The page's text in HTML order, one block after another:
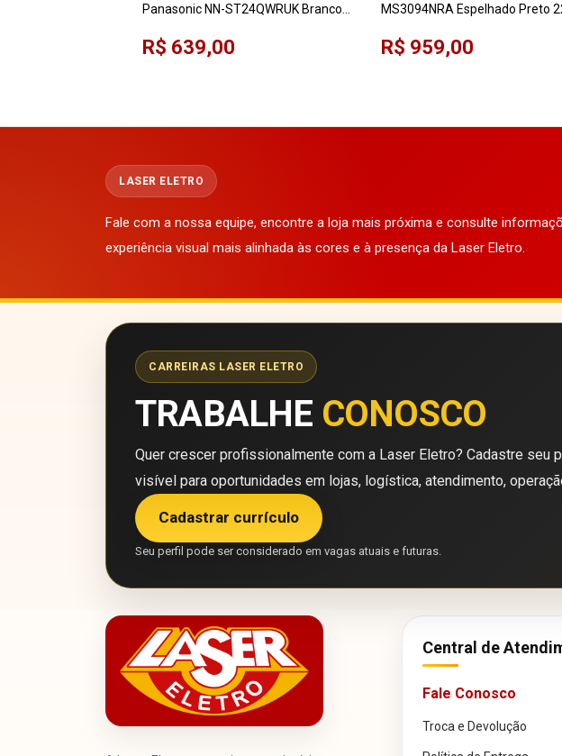
Panasonic NN-ST24QWRUK Branco
R$ 639,00
MS3094NRA Espelhado Preto
R$ 959,00
LASER ELETRO
Fale com a nossa equipe, encontre a loja mais próxima e consulte
experiência visual mais alinhada às cores e à presença da Laser Eletro.
CARREIRAS LASER ELETRO
TRABALHE CONOSCO
Quer crescer profissionalmente com a Laser Eletro? Cadastre seu
visível para oportunidades em lojas, logística, atendimento,
Cadastrar currículo
Seu perfil pode ser considerado em vagas atuais e futuras.
Central de
Fale Conosco
Troca e Devolução